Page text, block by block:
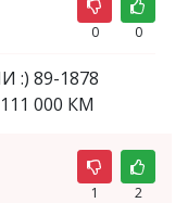
0 0
:) 89-1878
000 КМ
1 2